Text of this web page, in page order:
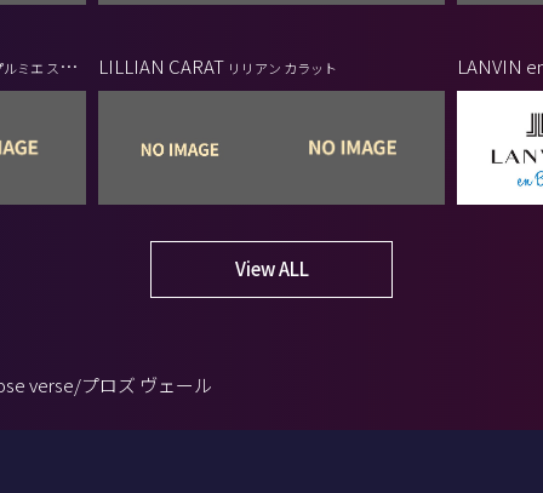
ミエ スト LILLIAN CARAT リリアン カラット LANVIN
View ALL
verse/プロズ ヴェール